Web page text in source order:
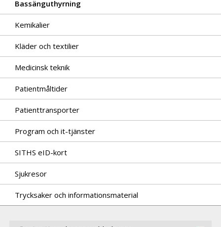
Bassänguthyrning
Kemikalier
Kläder och textilier
Medicinsk teknik
Patientmåltider
Patienttransporter
Program och it-tjänster
SITHS eID-kort
Sjukresor
Trycksaker och informationsmaterial